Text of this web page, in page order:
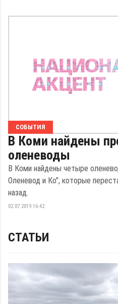
СОБЫТИЯ
В Коми найдены
оленеводы
В Коми найдены четыре
Оленевод и Ко", которые
назад.
02.07.2019 16:42
СТАТЬИ